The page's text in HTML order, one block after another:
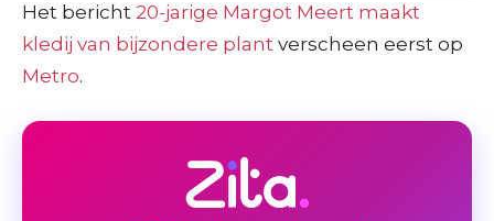
Het bericht 20-jarige Margot Meert maakt
kledij van bijzondere plant verscheen eerst op
Metro.